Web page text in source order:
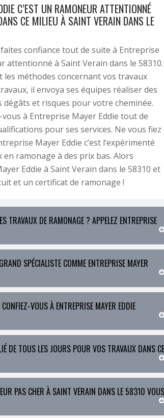
C’EST UN RAMONEUR ATTENTIONNÉ
CE MILIEU À SAINT VERAIN DANS LE
confiance tout de suite à Entreprise
attentionné à Saint Verain dans le 58310.
les méthodes concernant vos travaux
il envoya ses équipes réaliser des
et risques pour votre cheminée.
vous à Entreprise Mayer Eddie tout de
pour ses services. Ne vous fiez
Mayer Eddie c’est l’expérimenté
ramonage à des prix bas. Alors
Eddie à Saint Verain dans le 58310 et
et un certificat de ramonage !
TRAVAUX DE RAMONAGE ? APPELEZ ENTREPRISE
SPÉCIALISTE COMME ENTREPRISE MAYER
VOUS À ENTREPRISE MAYER EDDIE
DE TOUS LES JOURS POUR VOS TRAVAUX DANS CE
PAS CHER À SAINT VERAIN DANS LE 58310 VOUS